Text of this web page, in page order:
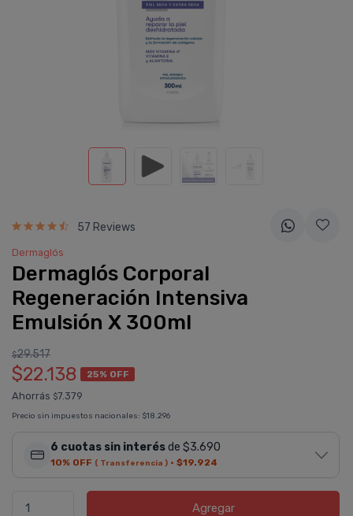
57 Reviews
Dermaglós
Dermaglós Corporal
Regeneración Intensiva
Emulsión X 300ml
$29.517
$22.138 25% OFF
Ahorrás $7.379
Precio sin impuestos nacionales: $18.296
6 cuotas sin interésde $3.690
10% OFF ( Transferencia ) · $19.924
Agregar